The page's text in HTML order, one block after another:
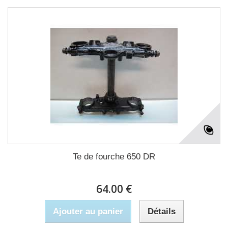
Te de fourche 650 DR
64.00 €
Ajouter au panier Détails